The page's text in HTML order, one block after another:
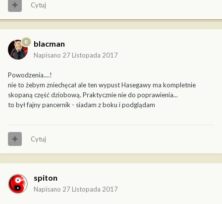
Cytuj
blacman
Napisano 27 Listopada 2017
Powodzenia....!
nie to żebym zniechęcał ale ten wypust Hasegawy ma kompletnie
skopaną część dziobową. Praktycznie nie do poprawienia...
to był fajny pancernik - siadam z boku i podglądam
Cytuj
spiton
Napisano 27 Listopada 2017